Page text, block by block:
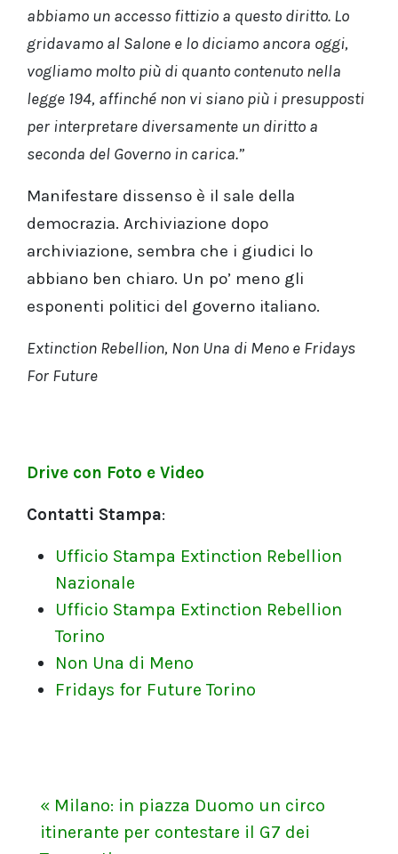
abbiamo un accesso fittizio a questo diritto. Lo
gridavamo al Salone e lo diciamo ancora oggi,
vogliamo molto più di quanto contenuto nella
legge 194, affinché non vi siano più i presupposti
per interpretare diversamente un diritto a
seconda del Governo in carica.”
Manifestare dissenso è il sale della
democrazia. Archiviazione dopo
archiviazione, sembra che i giudici lo
abbiano ben chiaro. Un po’ meno gli
esponenti politici del governo italiano.
Extinction Rebellion, Non Una di Meno e Fridays
For Future
Drive con Foto e Video
Contatti Stampa:
Ufficio Stampa Extinction Rebellion
Nazionale
Ufficio Stampa Extinction Rebellion
Torino
Non Una di Meno
Fridays for Future Torino
« Milano: in piazza Duomo un circo
itinerante per contestare il G7 dei